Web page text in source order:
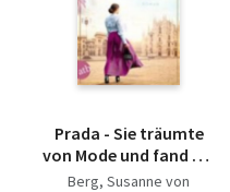
Prada - Sie träumte
von Mode und fand die
Liebe - Roman
Berg, Susanne von